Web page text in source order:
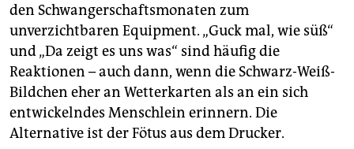
unterstützen
abo
genossenschaft
epaper login
den Schwangerschaftsmonaten zum
unverzichtbaren Equipment. „Guck mal, wie süß“
und „Da zeigt es uns was“ sind häufig die
Reaktionen – auch dann, wenn die Schwarz-Weiß-
Bildchen eher an Wetterkarten als an ein sich
entwickelndes Menschlein erinnern. Die
Alternative ist der Fötus aus dem Drucker.